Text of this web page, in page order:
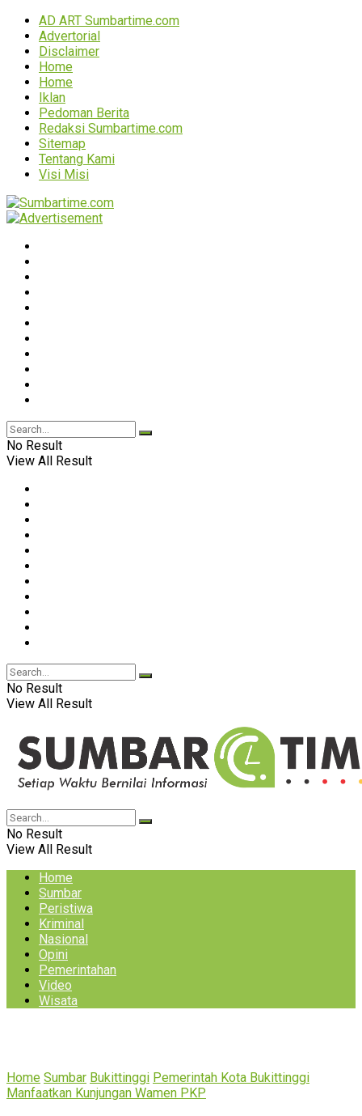
AD ART Sumbartime.com
Advertorial
Disclaimer
Home
Home
Iklan
Pedoman Berita
Redaksi Sumbartime.com
Sitemap
Tentang Kami
Visi Misi
No Result
View All Result
No Result
View All Result
No Result
View All Result
Home
Sumbar
Peristiwa
Kriminal
Nasional
Opini
Pemerintahan
Video
Wisata
Home Sumbar Bukittinggi Pemerintah Kota Bukittinggi
Manfaatkan Kunjungan Wamen PKP